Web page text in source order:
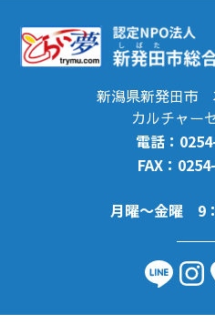
新潟県新発田市
カルチャー
電話：
FAX：
月曜～金曜 9